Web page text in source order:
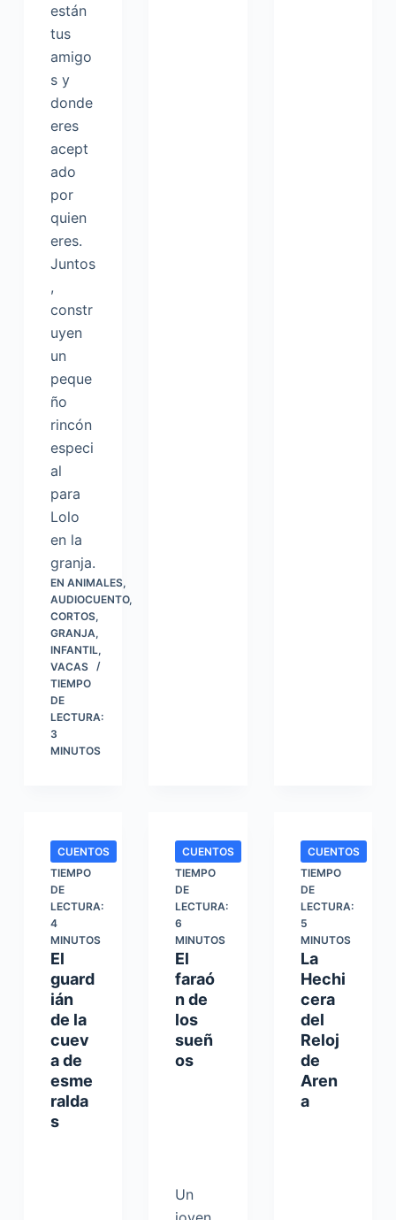
están
tus
amigo
s y
donde
eres
acept
ado
por
quien
eres.
Juntos
,
constr
uyen
un
peque
ño
rincón
especi
al
para
Lolo
en la
granja.
EN ANIMALES,
AUDIOCUENTO,
CORTOS,
GRANJA,
INFANTIL,
VACAS
TIEMPO
DE
LECTURA:
3
MINUTOS
CUENTOS
TIEMPO
DE
LECTURA:
4
MINUTOS
El
guard
ián
de la
cuev
a de
esme
ralda
s
CUENTOS
TIEMPO
DE
LECTURA:
6
MINUTOS
El
faraó
n de
los
sueñ
os
Un
CUENTOS
TIEMPO
DE
LECTURA:
5
MINUTOS
La
Hechi
cera
del
Reloj
de
Aren
a